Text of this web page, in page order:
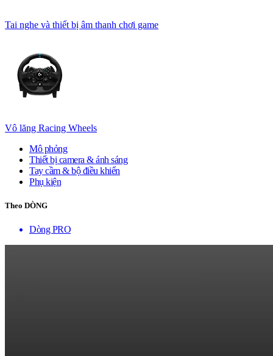
Tai nghe và thiết bị âm thanh chơi game
Vô lăng Racing Wheels
Mô phỏng
Thiết bị camera & ánh sáng
Tay cầm & bộ điều khiển
Phụ kiện
Theo DÒNG
Dòng PRO